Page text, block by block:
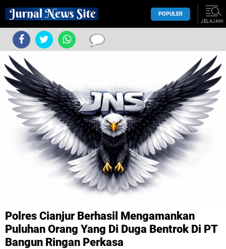
POPULER
JELAJAHI
Polres Cianjur Berhasil Mengamankan
Puluhan Orang Yang Di Duga Bentrok Di PT
Bangun Ringan Perkasa